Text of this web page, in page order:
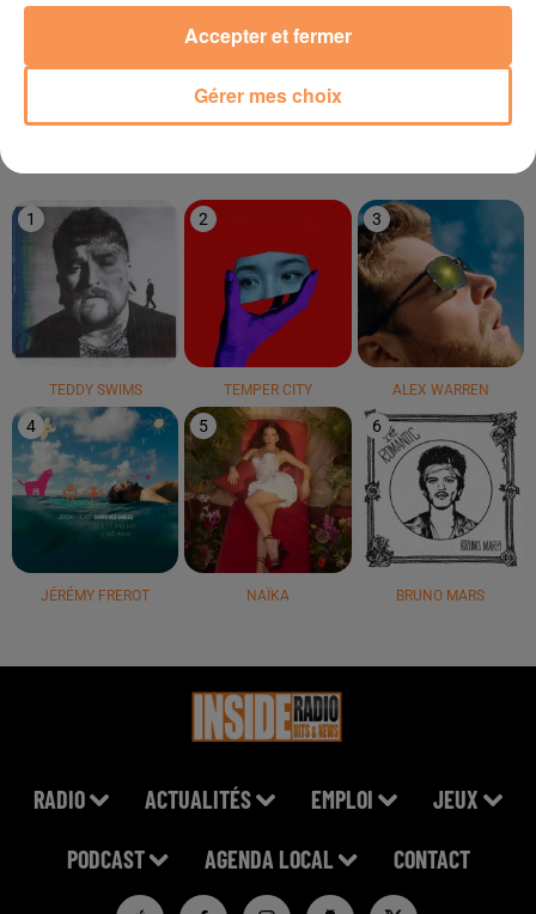
PONY PONY RUN RUN
Okay
1
TEDDY SWIMS
2
TEMPER CITY
3
ALEX WARREN
4
JÉRÉMY FREROT
5
NAÏKA
6
BRUNO MARS
RADIO ACTUALITÉS EMPLOI JEUX
PODCAST AGENDA LOCAL CONTACT
Gérer mes choix
Accepter et fermer